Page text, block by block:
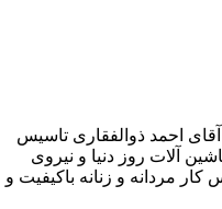
در سال 1382 توسط آقای احمد ذوالفقاری تاسیس
آلات روز دنیا و نیروی
کار مردانه و زنانه باکیفیت و